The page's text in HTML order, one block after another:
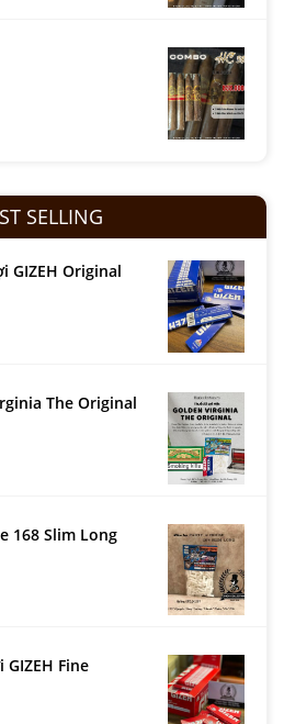
SELLING
GIZEH Original
The Original
168 Slim Long
Fine